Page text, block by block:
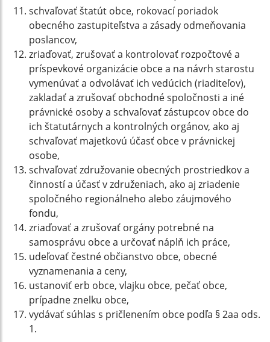
schvaľovať štatút obce, rokovací poriadok
obecného zastupiteľstva a zásady odmeňovania
poslancov,
zriaďovať, zrušovať a kontrolovať rozpočtové a
príspevkové organizácie obce a na návrh starostu
vymenúvať a odvolávať ich vedúcich (riaditeľov),
zakladať a zrušovať obchodné spoločnosti a iné
právnické osoby a schvaľovať zástupcov obce do
ich štatutárnych a kontrolných orgánov, ako aj
schvaľovať majetkovú účasť obce v právnickej
osobe,
schvaľovať združovanie obecných prostriedkov a
činností a účasť v združeniach, ako aj zriadenie
spoločného regionálneho alebo záujmového
fondu,
zriaďovať a zrušovať orgány potrebné na
samosprávu obce a určovať náplň ich práce,
udeľovať čestné občianstvo obce, obecné
vyznamenania a ceny,
ustanoviť erb obce, vlajku obce, pečať obce,
prípadne znelku obce,
vydávať súhlas s pričlenením obce podľa § 2aa ods.
1.